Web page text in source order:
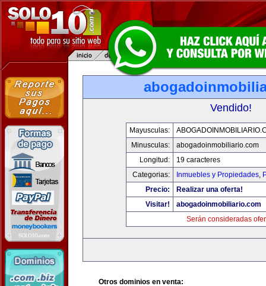
Vendido!
Mayusculas:
Minusculas:
abogadoinmobiliario.com
Longitud:
19 caracteres
Categorias:
Inmuebles y Propiedades,
Precio:
Realizar una oferta!
Visitar!
abogadoinmobiliario.com
Serán consideradas
Otros dominios en venta: